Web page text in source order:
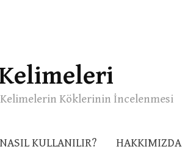
Kelimelerin Köklerinin İncelenmesi
NASIL KULLANILIR? HAKKIMIZDA